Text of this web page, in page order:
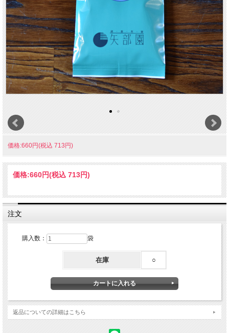
価格:660円(税込 713円)
価格:660円(税込 713円)
注文
購入数： 袋
在庫 ○
返品についての詳細はこちら